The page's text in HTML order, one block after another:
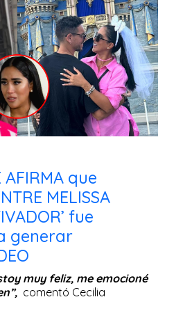
AFIRMA que
MELISSA
fue
generar
muy feliz, me emocioné
comentó Cecilia